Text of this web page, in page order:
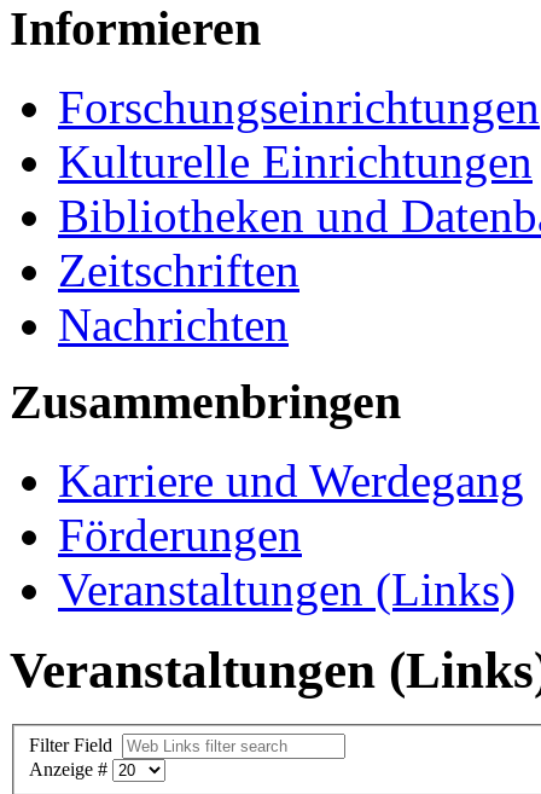
Informieren
Forschungseinrichtungen
Kulturelle Einrichtungen
Bibliotheken und
Zeitschriften
Nachrichten
Zusammenbringen
Karriere und Werdegang
Förderungen
Veranstaltungen (Links)
Veranstaltungen
Filter Field
Anzeige #